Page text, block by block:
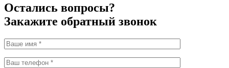
Остались вопросы?
Закажите обратный звонок